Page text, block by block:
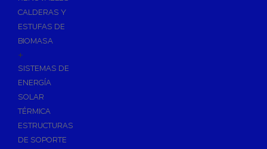
CALDERAS Y
ESTUFAS DE
BIOMASA
+
SISTEMAS DE
ENERGÍA
SOLAR
TÉRMICA
ESTRUCTURAS
DE SOPORTE